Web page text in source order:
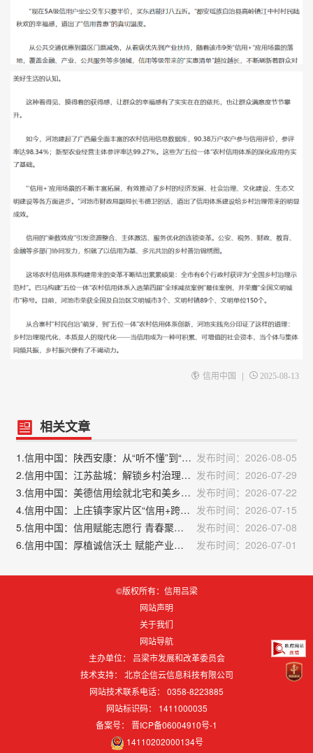
信用中国 | 2025-08-13
相关文章
1.信用中国：陕西安康：从“听不懂”到“记得牢”，让信用意识扎根乡土 发布时间：2026-08-05
2.信用中国：江苏盐城：解锁乡村治理“金钥匙” 以“诚信化笔”绘就振兴画卷 发布时间：2026-07-29
3.信用中国：美德信用绘就北宅和美乡村新画卷 发布时间：2026-07-22
4.信用中国：上庄镇李家片区“信用+跨村联建”绘就和美乡村新画卷 发布时间：2026-07-15
5.信用中国：信用赋能志愿行 青春聚力助麦收：二十里铺街道组织青少年开展“信用+助力麦收”志愿服务
发布时间：2026-07-08
6.信用中国：厚植诚信沃土 赋能产业振兴——辽中区佑户坨村推进诚信乡村建设
发布时间：2026-07-01
©版权所有：信用吕梁
网站声明
关于我们
网站导航
主办单位： 吕梁市发展和改革委员会
技术支持： 北京企信云信息科技有限公司
网站技术联系电话： 0358-8223885
网站标识码：
1411000035
备案号：
晋ICP备06004910号-1
14110202000134号